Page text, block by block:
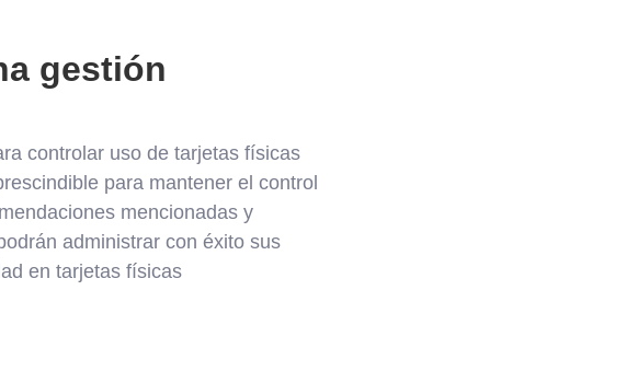
gestión
controlar uso de tarjetas físicas
para mantener el control
mencionadas y
administrar con éxito sus
en tarjetas físicas